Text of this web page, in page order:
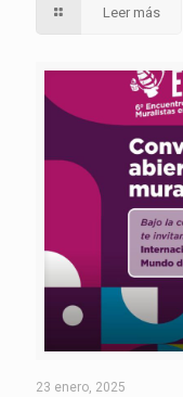
Leer más
23 enero, 2025